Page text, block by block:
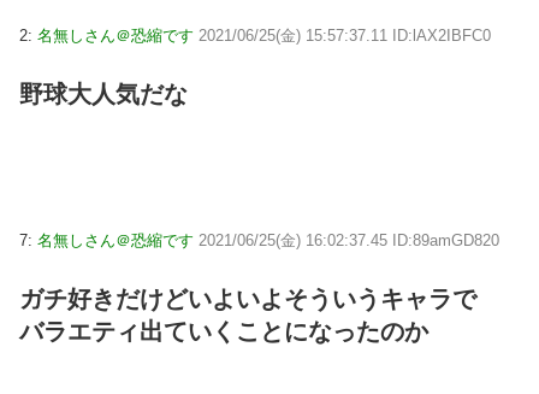
2: 名無しさん＠恐縮です 2021/06/25(金) 15:57:37.11 ID:lAX2IBFC0
野球大人気だな
7: 名無しさん＠恐縮です 2021/06/25(金) 16:02:37.45 ID:89amGD820
ガチ好きだけどいよいよそういうキャラで
バラエティ出ていくことになったのか